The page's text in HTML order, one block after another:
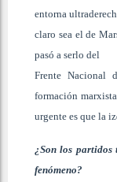
entorna
claro sea el de
pasó a serlo del
Frente Nacional
formación
urgente es que la
¿Son los partidos
fenómeno?